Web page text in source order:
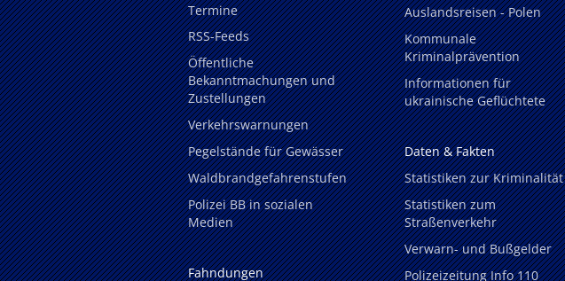
Termine
RSS-Feeds
Öffentliche
Bekanntmachungen und
Zustellungen
Verkehrswarnungen
Pegelstände für Gewässer
Waldbrandgefahrenstufen
Polizei BB in sozialen
Medien
Fahndungen
Auslandsreisen - Polen
Kommunale
Kriminalprävention
Informationen für
ukrainische Geflüchtete
Daten & Fakten
Statistiken zur Kriminalität
Statistiken zum
Straßenverkehr
Verwarn- und Bußgelder
Polizeizeitung Info 110